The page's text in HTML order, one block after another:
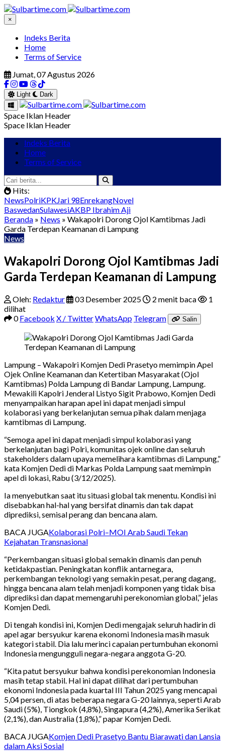
×
Indeks Berita
Home
Terms of Service
Jumat, 07 Agustus 2026
Light Dark
Space Iklan Header
Space Iklan Header
Indeks Berita
Home
Terms of Service
Hits:
NewsPolriKPKJari 98EnrekangNovel
BaswedanSulawesiAKBP Ibrahim Aji
Beranda » News » Wakapolri Dorong Ojol Kamtibmas Jadi
Garda Terdepan Keamanan di Lampung
News
Wakapolri Dorong Ojol Kamtibmas Jadi
Garda Terdepan Keamanan di Lampung
Oleh: Redaktur 03 Desember 2025 2 menit baca
1
dilihat
0Facebook X / TwitterWhatsApp Telegram Salin
Lampung – Wakapolri Komjen Dedi Prasetyo memimpin Apel
Ojek Online Keamanan dan Ketertiban Masyarakat (Ojol
Kamtibmas) Polda Lampung di Bandar Lampung, Lampung.
Mewakili Kapolri Jenderal Listyo Sigit Prabowo, Komjen Dedi
menyampaikan harapan apel ini dapat menjadi simpul
kolaborasi yang berkelanjutan semua pihak dalam menjaga
kamtibmas di Lampung.
“Semoga apel ini dapat menjadi simpul kolaborasi yang
berkelanjutan bagi Polri, komunitas ojek online dan seluruh
stakeholders dalam upaya memelihara kamtibmas di Lampung,”
kata Komjen Dedi di Markas Polda Lampung saat memimpin
apel di lokasi, Rabu (3/12/2025).
Ia menyebutkan saat itu situasi global tak menentu. Kondisi ini
disebabkan hal-hal yang bersifat dinamis dan tak dapat
diprediksi, semisal perang dan bencana alam.
BACA JUGAKolaborasi Polri–MOI Arab Saudi Tekan
Kejahatan Transnasional
“Perkembangan situasi global semakin dinamis dan penuh
ketidakpastian. Peningkatan konflik antarnegara,
perkembangan teknologi yang semakin pesat, perang dagang,
hingga bencana alam telah menjadi komponen yang tidak bisa
diprediksi dan dapat memengaruhi perekonomian global,” jelas
Komjen Dedi.
Di tengah kondisi ini, Komjen Dedi mengajak seluruh hadirin di
apel agar bersyukur karena ekonomi Indonesia masih masuk
kategori stabil. Dia lalu merinci capaian pertumbuhan ekonomi
Indonesia mengungguli negara-negara anggota G-20.
“Kita patut bersyukur bahwa kondisi perekonomian Indonesia
masih tetap stabil. Hal ini dapat dilihat dari pertumbuhan
ekonomi Indonesia pada kuartal III Tahun 2025 yang mencapai
5,04 persen, di atas beberapa negara G-20 lainnya, seperti Arab
Saudi (5%), Tiongkok (4,8%), Singapura (4,2%), Amerika Serikat
(2,1%), dan Australia (1,8%),” papar Komjen Dedi.
BACA JUGAKomjen Dedi Prasetyo Bantu Biarawati dan Lansia
dalam Aksi Sosial